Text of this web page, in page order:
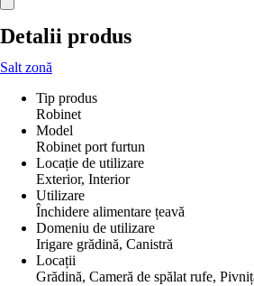
Detalii produs
Salt zonă
Tip produs
Robinet
Model
Robinet port furtun
Locație de utilizare
Exterior, Interior
Utilizare
Închidere alimentare țeavă
Domeniu de utilizare
Irigare grădină, Canistră
Locații
Grădină, Cameră de spălat rufe,